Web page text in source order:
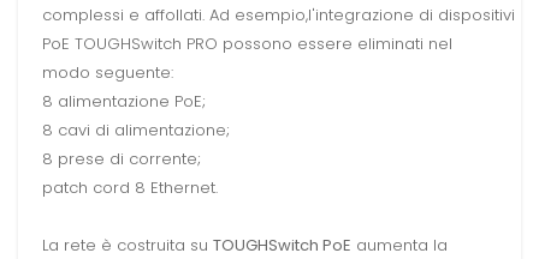
complessi e affollati. Ad esempio,l'integrazione di dispositivi
PoE TOUGHSwitch PRO possono essere eliminati nel
modo seguente:
8 alimentazione PoE;
8 cavi di alimentazione;
8 prese di corrente;
patch cord 8 Ethernet.
La rete è costruita su TOUGHSwitch PoE aumenta la